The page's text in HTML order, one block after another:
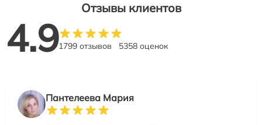
Отзывы клиентов
4.91799 отзывов 5358 оценок
Пантелеева Мария